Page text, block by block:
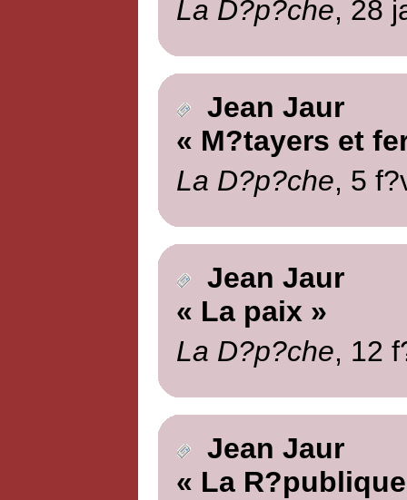
La D?p?che, 28
Jean Jaur
« M?tayers et
La D?p?che, 5
Jean Jaur
« La paix »
La D?p?che, 12
Jean Jaur
« La